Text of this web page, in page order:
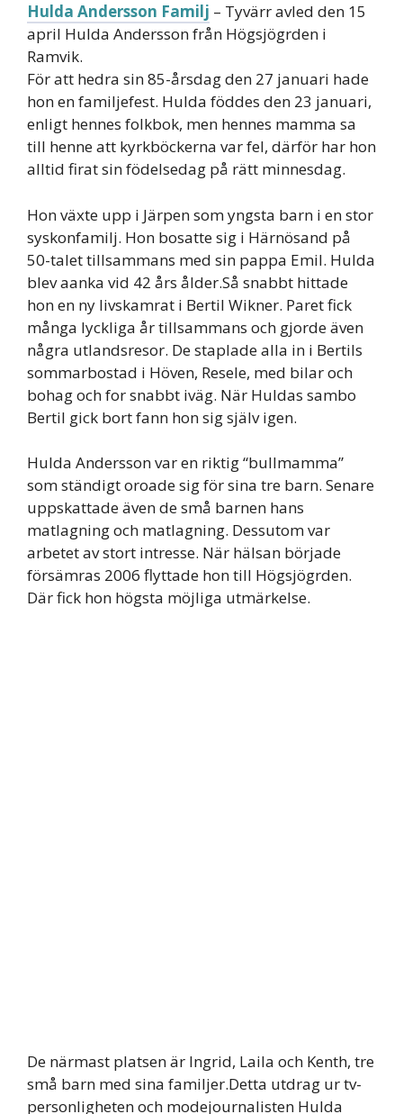
Hulda Andersson Familj – Tyvärr avled den 15
april Hulda Andersson från Högsjögrden i
Ramvik.
För att hedra sin 85-årsdag den 27 januari hade
hon en familjefest. Hulda föddes den 23 januari,
enligt hennes folkbok, men hennes mamma sa
till henne att kyrkböckerna var fel, därför har hon
alltid firat sin födelsedag på rätt minnesdag.
Hon växte upp i Järpen som yngsta barn i en stor
syskonfamilj. Hon bosatte sig i Härnösand på
50-talet tillsammans med sin pappa Emil. Hulda
blev aanka vid 42 års ålder.Så snabbt hittade
hon en ny livskamrat i Bertil Wikner. Paret fick
många lyckliga år tillsammans och gjorde även
några utlandsresor. De staplade alla in i Bertils
sommarbostad i Höven, Resele, med bilar och
bohag och for snabbt iväg. När Huldas sambo
Bertil gick bort fann hon sig själv igen.
Hulda Andersson var en riktig “bullmamma”
som ständigt oroade sig för sina tre barn. Senare
uppskattade även de små barnen hans
matlagning och matlagning. Dessutom var
arbetet av stort intresse. När hälsan började
försämras 2006 flyttade hon till Högsjögrden.
Där fick hon högsta möjliga utmärkelse.
De närmast platsen är Ingrid, Laila och Kenth, tre
små barn med sina familjer.Detta utdrag ur tv-
personligheten och modejournalisten Hulda